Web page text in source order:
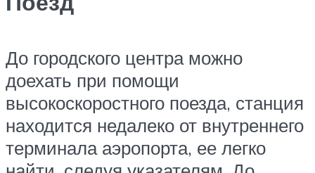
До городского центра можно
доехать при помощи
высокоскоростного поезда, станция
находится недалеко от внутреннего
терминала аэропорта, ее легко